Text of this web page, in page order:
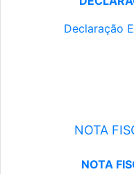
Declaração
NOTA
NOTA